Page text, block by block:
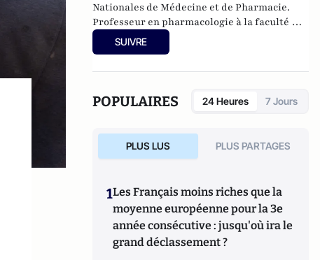
Nationales de Médecine et de Pharmacie.
Professeur en pharmacologie à la faculté de
Rouen, il a dirigé (1984-2008) une unité de
recherche de neuropsychopharmacologie
recherches en toxicomanie, il a publié en
2006 Halte au cannabis !
, destiné au grand
SUIVRE
POPULAIRES 24 Heures 7 Jours
PLUS LUS PLUS PARTAGES
1Les Français moins riches que la
moyenne européenne pour la 3e
année consécutive : jusqu'où ira le
grand déclassement ?